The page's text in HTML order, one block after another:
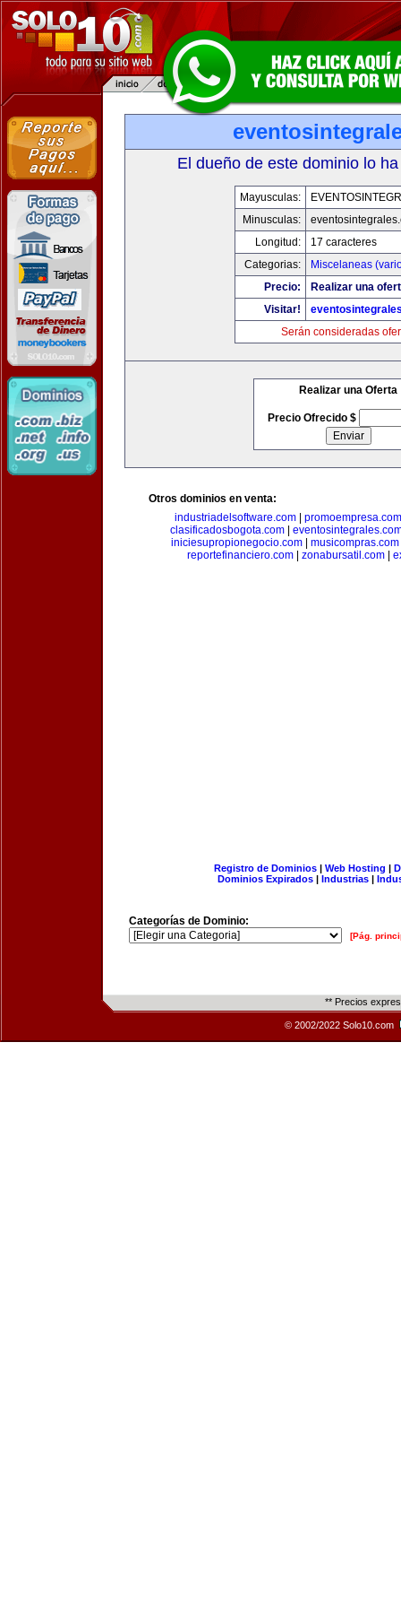
El dueño de este dominio lo
Mayusculas:
Minusculas:
Longitud:
17 caracteres
Categorias:
Miscelaneas
Precio:
Realizar una
Visitar!
Serán consideradas
Realizar una Oferta
Precio Ofrecido $
Otros dominios en venta:
industriadelsoftware.com| promoempresa.com
clasificadosbogota.com
iniciesupropionegocio.com
musicompras.com
reportefinanciero.com| zonabursatil.com|
Registro de Dominios| Web Hosting |
Dominios Expirados | Industrias |
Categorías de Dominio:
[Pág.
** Precios
© 2002/2022 Solo10.com